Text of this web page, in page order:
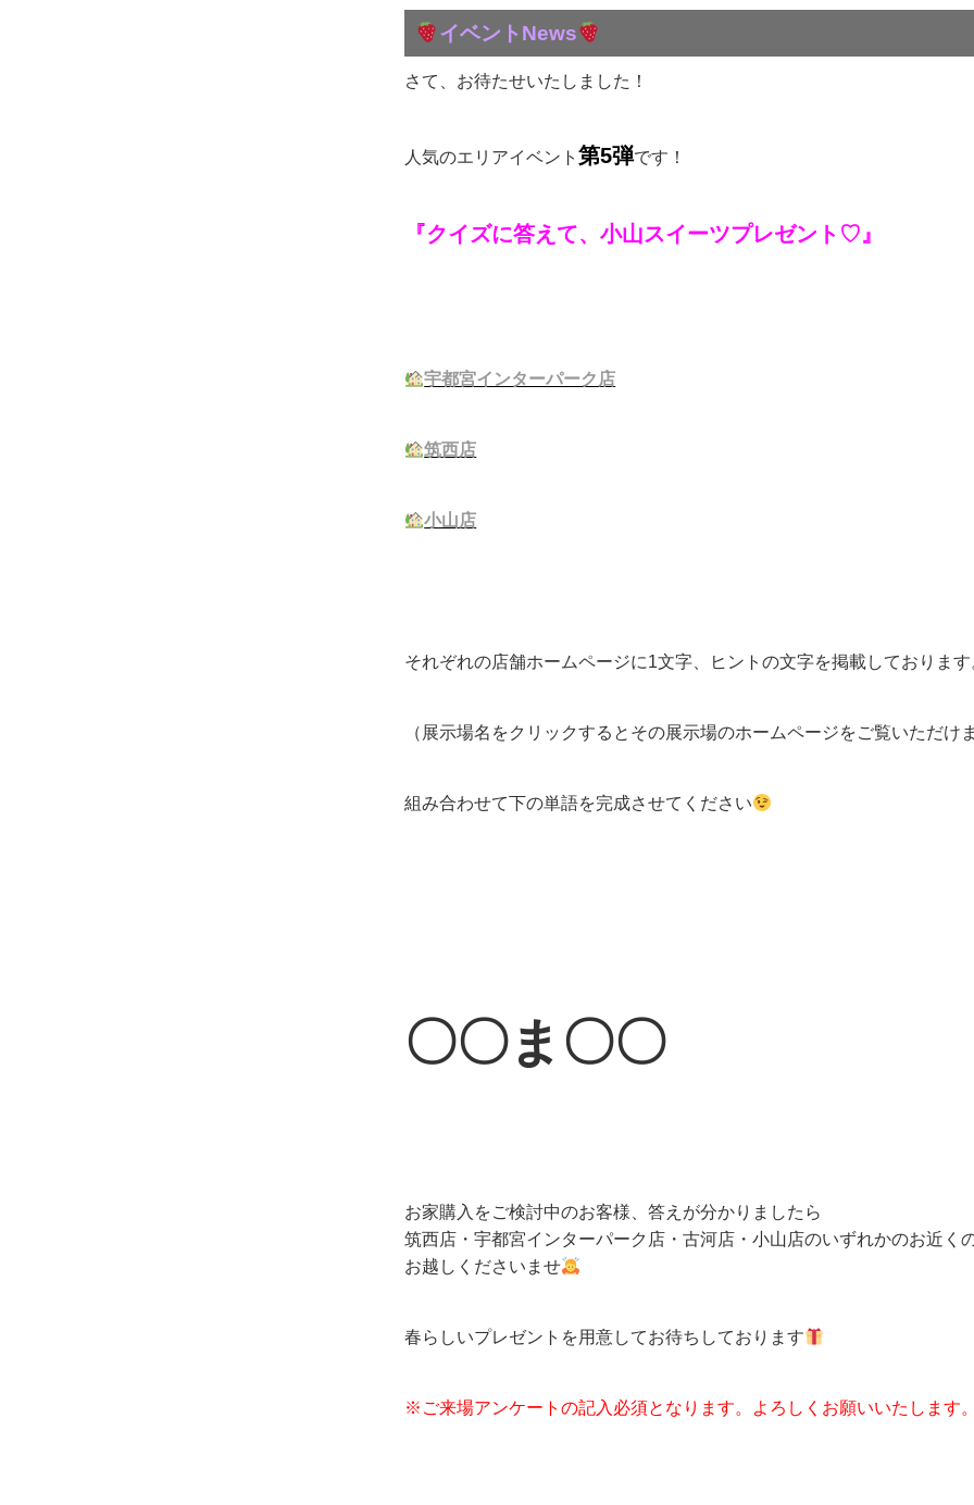
イベントNews
さて、お待たせいたしました！
人気のエリアイベント 第5弾です！
『クイズに答えて、小山スイーツプレゼント♡』
宇都宮インターパーク店
筑西店
小山店
それぞれの店舗ホームページに1文字、ヒントの文字を掲載しております
（展示場名をクリックするとその展示場のホームページをご覧いただけま
組み合わせて下の単語を完成させてください
〇〇ま〇〇
お家購入をご検討中のお客様、答えが分かりましたら
筑西店・宇都宮インターパーク店・古河店・小山店のいずれかのお近く
お越しくださいませ
春らしいプレゼントを用意してお待ちしております
※ご来場アンケートの記入必須となります。よろしくお願いいたします。